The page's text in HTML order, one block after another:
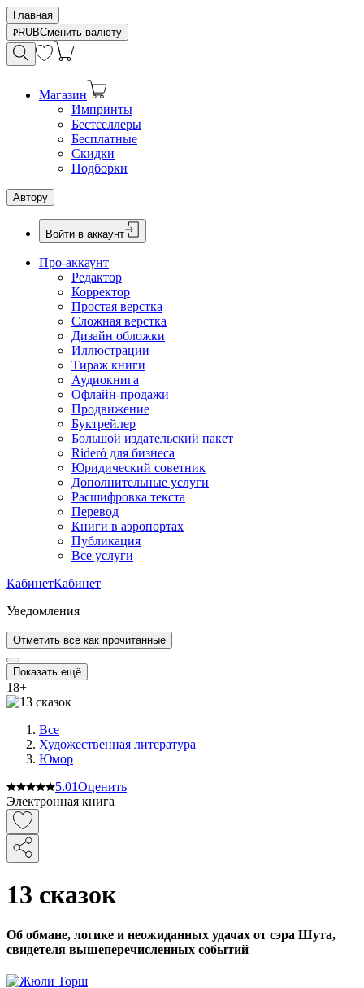
Главная
RUBСменить валюту
Магазин
Импринты
Бестселлеры
Бесплатные
Скидки
Подборки
Автору
Войти в аккаунт
Про-аккаунт
Редактор
Корректор
Простая верстка
Сложная верстка
Дизайн обложки
Иллюстрации
Тираж книги
Аудиокнига
Офлайн-продажи
Продвижение
Буктрейлер
Большой издательский пакет
Rideró для бизнеса
Юридический советник
Дополнительные услуги
Расшифровка текста
Перевод
Книги в аэропортах
Публикация
Все услуги
КабинетКабинет
Уведомления
Отметить все как прочитанные
Показать ещё
18+
Все
Художественная литература
Юмор
5.01Оценить
Электронная книга
13 сказок
Об обмане, логике и неожиданных удачах от сэра Шута,
свидетеля вышеперечисленных событий